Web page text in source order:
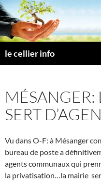
Aller
au
contenu
le cellier info
MÉSANGER:
SERT
Vu dans O-F: à Mésanger
bureau de poste a
agents communaux qui
la privatisation…la mairie